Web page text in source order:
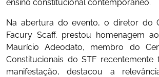
ensino constitucional contemporâneo.
Na abertura do evento, o diretor do
Facury Scaff, prestou homenagem
Maurício Adeodato, membro do
Constitucionais do STF recentemente
manifestação, destacou a